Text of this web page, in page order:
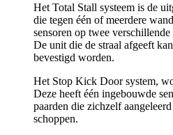
Het Total Stall systeem is de
die tegen één of meerdere
sensoren op twee
De unit die de straal afgeeft
bevestigd worden.
Het Stop Kick Door system,
Deze heeft één ingebouwde
paarden die zichzelf
schoppen.